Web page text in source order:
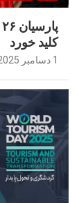
کلید خورد
1 دسامبر 2025